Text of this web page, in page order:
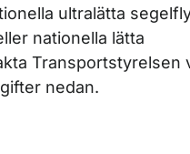
ultralätta
nationella lätta
Transportstyrelsen
nedan.